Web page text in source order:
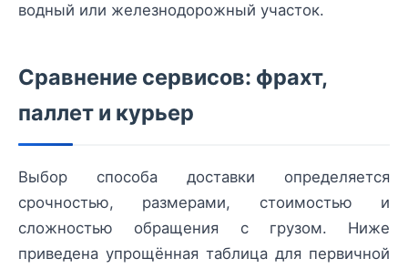
водный или железнодорожный участок.
Сравнение сервисов: фрахт,
паллет и курьер
Выбор способа доставки определяется
срочностью, размерами, стоимостью и
сложностью обращения с грузом. Ниже
приведена упрощённая таблица для первичной